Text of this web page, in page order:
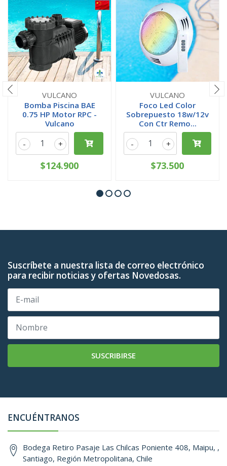
VULCANO
Bomba Piscina BAE
0.75 HP Motor RPC -
Vulcano
+
-
$124.900
VULCANO
Foco Led Color
Sobrepuesto 18w/12v
Con Ctr Remo...
+
-
$73.500
Suscríbete a nuestra lista de correo electrónico
para recibir noticias y ofertas Novedosas.
SUSCRIBIRSE
ENCUÉNTRANOS
Bodega Retiro Pasaje Las Chilcas Poniente 408, Maipu, ,
Santiago, Región Metropolitana, Chile